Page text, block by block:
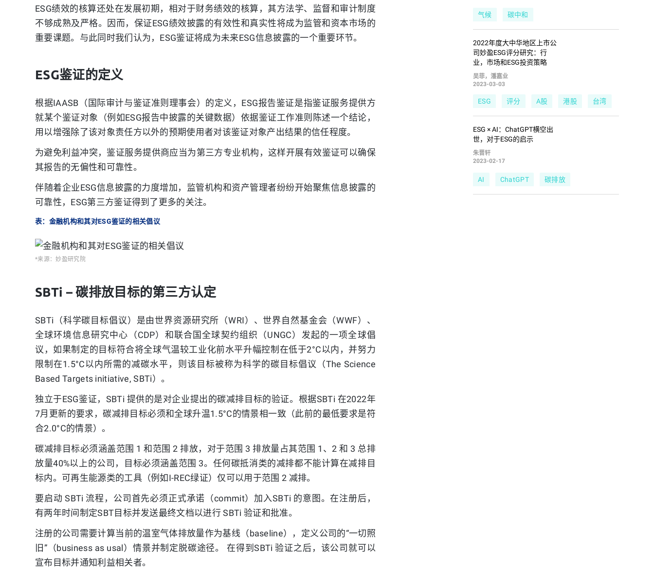
ESG绩效的核算还处在发展初期，相对于财务绩效的核算，其方法学、监督和审计制度
不够成熟及严格。因而，保证ESG绩效披露的有效性和真实性将成为监管和资本市场的
重要课题。与此同时我们认为，ESG鉴证将成为未来ESG信息披露的一个重要环节。
ESG鉴证的定义
根据IAASB（国际审计与鉴证准则理事会）的定义，ESG报告鉴证是指鉴证服务提供方
就某个鉴证对象（例如ESG报告中披露的关键数据）依据鉴证工作准则陈述一个结论，
用以增强除了该对象责任方以外的预期使用者对该鉴证对象产出结果的信任程度。
为避免利益冲突，鉴证服务提供商应当为第三方专业机构，这样开展有效鉴证可以确保
其报告的无偏性和可靠性。
伴随着企业ESG信息披露的力度增加，监管机构和资产管理者纷纷开始聚焦信息披露的
可靠性，ESG第三方鉴证得到了更多的关注。
表：金融机构和其对ESG鉴证的相关倡议
*来源：妙盈研究院
SBTi – 碳排放目标的第三方认定
SBTi（科学碳目标倡议）是由世界资源研究所（WRI）、世界自然基金会（WWF）、
全球环境信息研究中心（CDP）和联合国全球契约组织（UNGC）发起的一项全球倡
议，如果制定的目标符合将全球气温较工业化前水平升幅控制在低于2°C以内，并努力
限制在1.5°C以内所需的减碳水平，则该目标被称为科学的碳目标倡议（The Science
Based Targets initiative, SBTi）。
独立于ESG鉴证，SBTi 提供的是对企业提出的碳减排目标的验证。根据SBTi 在2022年
7月更新的要求，碳减排目标必须和全球升温1.5°C的情景相一致（此前的最低要求是符
合2.0°C的情景）。
碳减排目标必须涵盖范围 1 和范围 2 排放，对于范围 3 排放量占其范围 1、2 和 3 总排
放量40%以上的公司，目标必须涵盖范围 3。任何碳抵消类的减排都不能计算在减排目
标内。可再生能源类的工具（例如I-REC绿证）仅可以用于范围 2 减排。
要启动 SBTi 流程，公司首先必须正式承诺（commit）加入SBTi 的意图。在注册后，
有两年时间制定SBT目标并发送最终文档以进行 SBTi 验证和批准。
注册的公司需要计算当前的温室气体排放量作为基线（baseline），定义公司的“一切照
旧”（business as usal）情景并制定脱碳途径。 在得到SBTi 验证之后，该公司就可以
宣布目标并通知利益相关者。
气候 碳中和
2022年度大中华地区上市公
司妙盈ESG评分研究：行
业，市场和ESG投资策略
吴菲，潘嘉业
2023-03-03
ESG 评分 A股 港股 台湾
ESG × AI：ChatGPT横空出
世，对于ESG的启示
朱晋轩
2023-02-17
AI ChatGPT 碳排放